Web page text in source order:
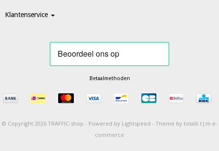
Klantenservice
Betaalmethoden
© Copyright 2026 TRAFFIC-shop - Powered by Lightspeed - Theme by totalli t|m e-
commerce